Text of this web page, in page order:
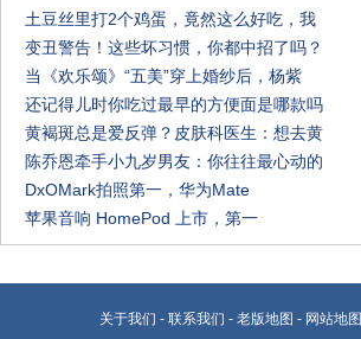
土豆丝里打2个鸡蛋，竟然这么好吃，我
变丑警告！这些坏习惯，你都中招了吗？
当《欢乐颂》“五美”穿上婚纱后，杨紫
还记得儿时你吃过最早的方便面是哪款吗
黄褐斑总是爱反弹？皮肤科医生：想去黄
陈乔恩牵手小九岁男友：你往往最心动的
DxOMark拍照第一，华为Mate
苹果音响 HomePod 上市，第一
关于我们 - 联系我们 - 老版地图 - 网站地图